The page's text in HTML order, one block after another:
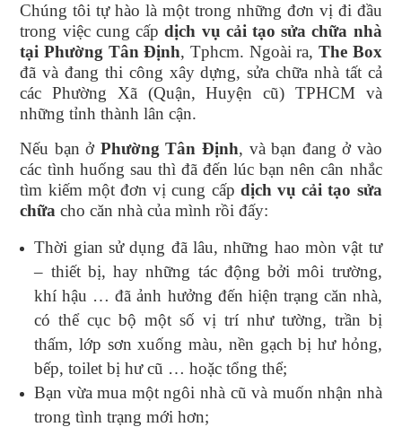
Chúng tôi tự hào là một trong những đơn vị đi đầu
trong việc cung cấpdịch vụ cải tạo sửa chữa nhà
tại Phường Tân Định, Tphcm. Ngoài ra, The Box
đã và đang thi công xây dựng, sửa chữa nhà tất cả
các Phường Xã (Quận, Huyện cũ) TPHCM và
những tỉnh thành lân cận.
Nếu bạn ở Phường Tân Định, và bạn đang ở vào
các tình huống sau thì đã đến lúc bạn nên cân nhắc
tìm kiếm một đơn vị cung cấp dịch vụ cải tạo sửa
chữa cho căn nhà của mình rồi đấy:
Thời gian sử dụng đã lâu, những hao mòn vật tư
– thiết bị, hay những tác động bởi môi trường,
khí hậu … đã ảnh hưởng đến hiện trạng căn nhà,
có thể cục bộ một số vị trí như tường, trần bị
thấm, lớp sơn xuống màu, nền gạch bị hư hỏng,
bếp, toilet bị hư cũ … hoặc tổng thể;
Bạn vừa mua một ngôi nhà cũ và muốn nhận nhà
trong tình trạng mới hơn;